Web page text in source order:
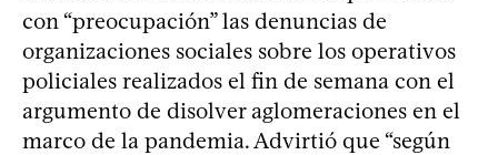
con “preocupación” las denuncias de
organizaciones sociales sobre los operativos
policiales realizados el fin de semana con el
argumento de disolver aglomeraciones en el
marco de la pandemia. Advirtió que “según